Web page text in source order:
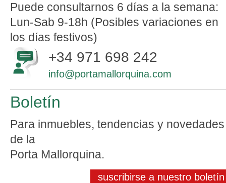
Puede consultarnos 6 días a la semana:
Lun-Sab 9-18h (Posibles variaciones en
los días festivos)
+34 971 698 242
info@portamallorquina.com
Boletín
Para inmuebles, tendencias y novedades
de la
Porta Mallorquina.
suscribirse a nuestro boletín